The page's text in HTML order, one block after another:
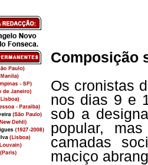
Composição
Os cronistas
nos dias 9 e
sob a
popular,
camadas
maciço